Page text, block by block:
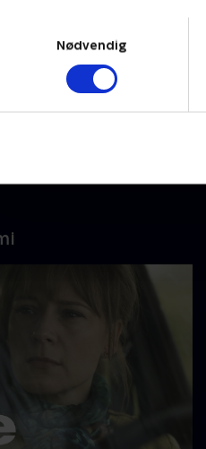
Nødvendig
Worlds